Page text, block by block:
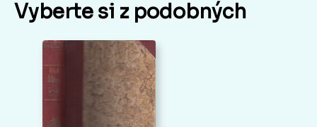
Vyberte si z podobných